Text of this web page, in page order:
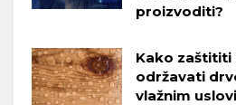
proizvoditi?
Kako zaštititi
održavati
vlažnim